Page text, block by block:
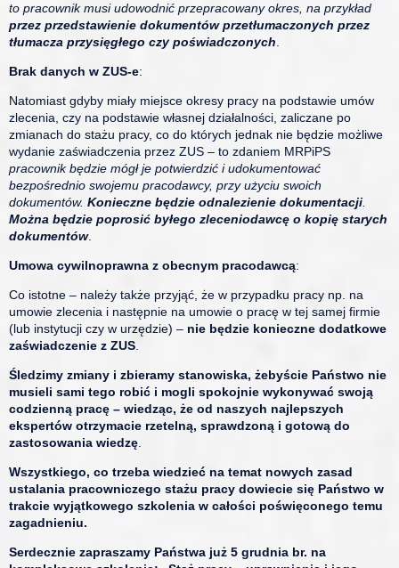
to pracownik musi udowodnić przepracowany okres, na przykład
przez przedstawienie dokumentów przetłumaczonych przez
tłumacza przysięgłego czy poświadczonych
Brak danych w ZUS-e:
Natomiast gdyby miały miejsce okresy pracy na podstawie umów
zlecenia, czy na podstawie własnej działalności, zaliczane po
zmianach do stażu pracy, co do których jednak nie będzie możliwe
wydanie zaświadczenia przez ZUS – to zdaniem MRPiPS
pracownik będzie mógł je potwierdzić i udokumentować
bezpośrednio swojemu pracodawcy, przy użyciu swoich
dokumentów. Konieczne będzie odnalezienie dokumentacji
Można będzie poprosić byłego zleceniodawcę o kopię starych
dokumentów.
Umowa cywilnoprawna z obecnym pracodawcą:
Co istotne – należy także przyjąć, że w przypadku pracy np. na
umowie zlecenia i następnie na umowie o pracę w tej samej firmie
(lub instytucji czy w urzędzie) – nie będzie konieczne dodatkowe
zaświadczenie z ZUS
Śledzimy zmiany i zbieramy stanowiska, żebyście Państwo nie
musieli sami tego robić i mogli spokojnie wykonywać swoją
codzienną pracę – wiedząc, że od naszych najlepszych
ekspertów otrzymacie rzetelną, sprawdzoną i gotową do
zastosowania wiedzę
Wszystkiego, co trzeba wiedzieć na temat nowych zasad
ustalania pracowniczego stażu pracy dowiecie się Państwo w
trakcie wyjątkowego szkolenia w całości poświęconego temu
zagadnieniu.
Serdecznie zapraszamy Państwa już 5 grudnia br. na